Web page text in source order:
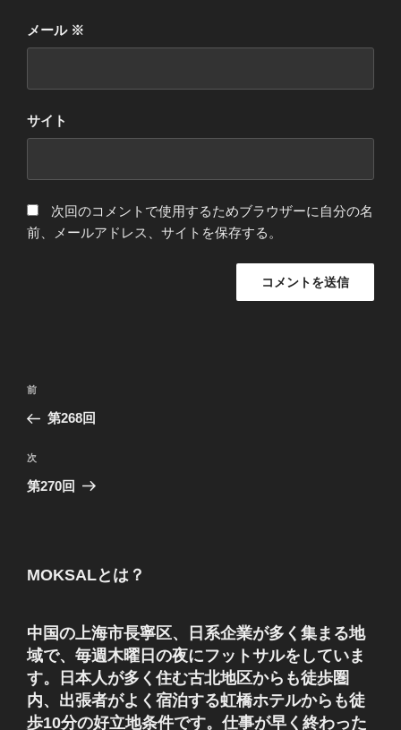
メール ※
サイト
次回のコメントで使用するためブラウザーに自分の名
前、メールアドレス、サイトを保存する。
投
ナ
ビ
ゲ
ン
前
の
稿
前
第268回
次
の
次
第270回
MOKSALとは？
中国の上海市長寧区、日系企業が多く集まる地
域で、毎週木曜日の夜にフットサルをしていま
す。日本人が多く住む古北地区からも徒歩圏
内、出張者がよく宿泊する虹橋ホテルからも徒
歩10分の好立地条件です。仕事が早く終わった